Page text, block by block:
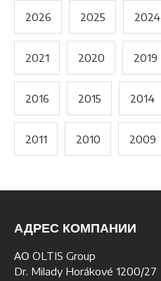
2026 2025 2024
2021 2020 2019
2016 2015 2014
2011 2010 2009
АДРЕС КОМПАНИИ
АО OLTIS Group
Dr. Milady Horákové 1200/27